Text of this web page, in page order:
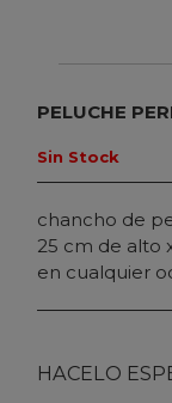
PELUCHE
Sin Stock
chancho de
25 cm de alto
en cualquier
HACELO